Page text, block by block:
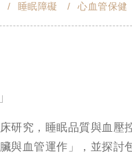
睡眠障礙 心血管保健
研究，睡眠品質與血壓
與血管運作」，並探討